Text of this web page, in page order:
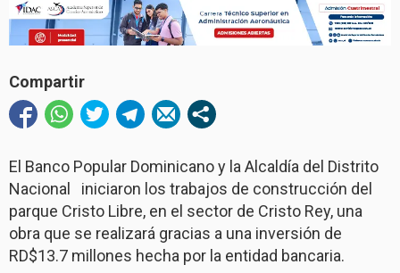
Compartir
El Banco Popular Dominicano y la Alcaldía del Distrito
Nacional iniciaron los trabajos de construcción del
parque Cristo Libre, en el sector de Cristo Rey, una
obra que se realizará gracias a una inversión de
RD$13.7 millones hecha por la entidad bancaria.